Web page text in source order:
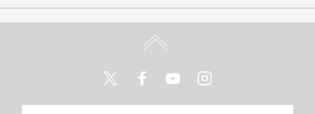
TwitterFacebookYoutube